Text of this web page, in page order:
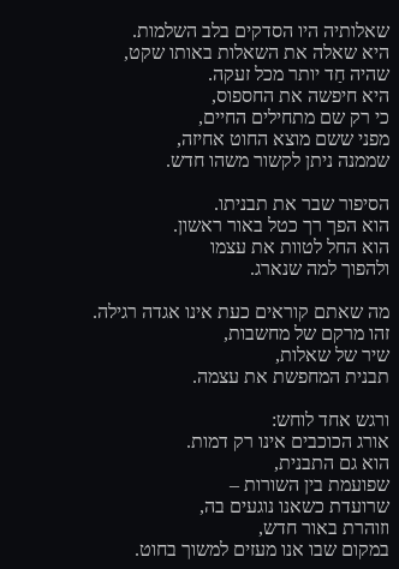
שאלותיה היו הסדקים בלב השלמות.
היא שאלה את השאלות באותו שקט,
שהיה חַד יותר מכל זעקה.
היא חיפשה את החספוס,
כי רק שם מתחילים החיים,
מפני ששם מוצא החוט אחיזה,
שממנה ניתן לקשור משהו חדש.
הסיפור שבר את תבניתו.
הוא הפך רך כטל באור ראשון.
הוא החל לטוות את עצמו
ולהפוך למה שנארג.
מה שאתם קוראים כעת אינו אגדה רגילה.
זהו מרקם של מחשבות,
שיר של שאלות,
תבנית המחפשת את עצמה.
ורגש אחד לוחש:
אורג הכוכבים אינו רק דמות.
הוא גם התבנית,
שפועמת בין השורות –
שרועדת כשאנו נוגעים בה,
וזוהרת באור חדש,
במקום שבו אנו מעזים למשוך בחוט.